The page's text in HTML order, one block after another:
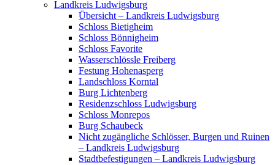
Landkreis Ludwigsburg
Übersicht – Landkreis Ludwigsburg
Schloss Bietigheim
Schloss Bönnigheim
Schloss Favorite
Wasserschlössle Freiberg
Festung Hohenasperg
Landschloss Korntal
Burg Lichtenberg
Residenzschloss Ludwigsburg
Schloss Monrepos
Burg Schaubeck
Nicht zugängliche Schlösser, Burgen und Ruinen
– Landkreis Ludwigsburg
Stadtbefestigungen – Landkreis Ludwigsburg